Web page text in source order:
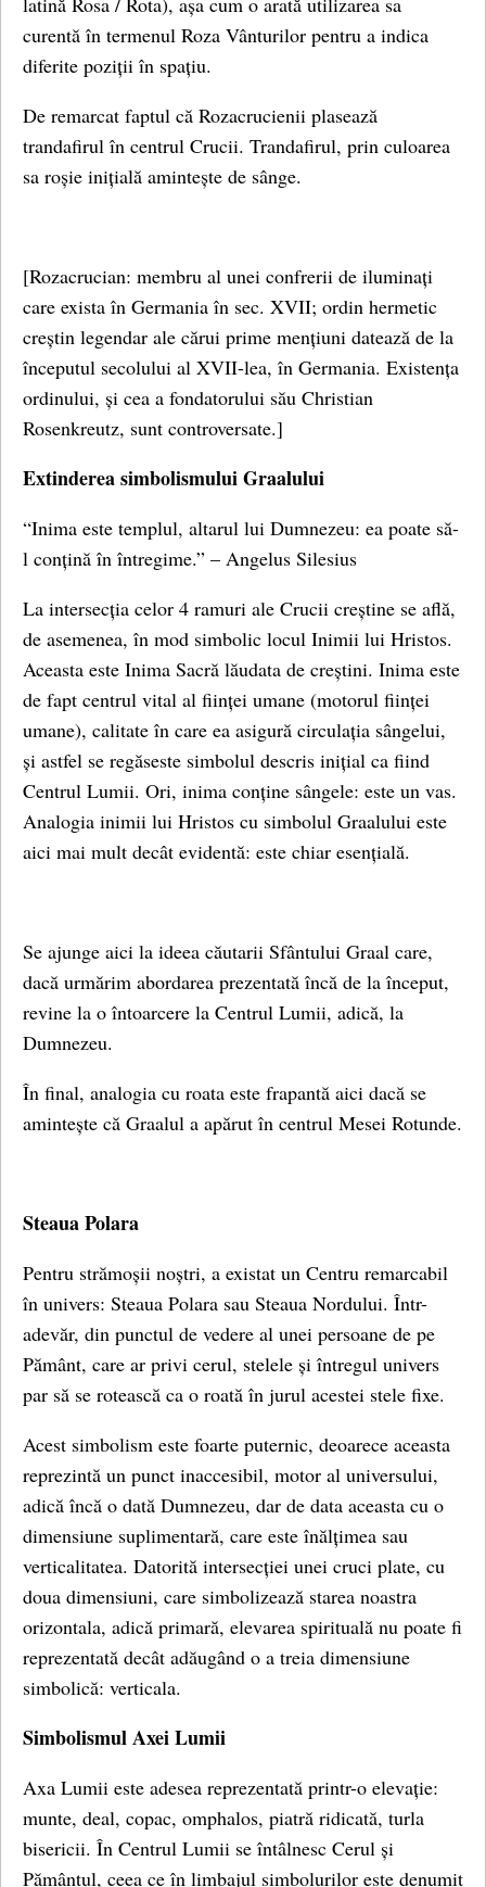
curentă în termenul Roza Vânturilor pentru a indica
diferite poziții în spațiu.
De remarcat faptul că Rozacrucienii plasează
trandafirul în centrul Crucii. Trandafirul, prin culoarea
sa roșie inițială amintește de sânge.
[Rozacrucian: membru al unei confrerii de iluminați
care exista în Germania în sec. XVII; ordin hermetic
creștin legendar ale cărui prime mențiuni datează de la
începutul secolului al XVII-lea, în Germania. Existența
ordinului, și cea a fondatorului său Christian
Rosenkreutz, sunt controversate.]
Extinderea simbolismului Graalului
“Inima este templul, altarul lui Dumnezeu: ea poate să-
l conțină în întregime.” – Angelus Silesius
La intersecția celor 4 ramuri ale Crucii creștine se află,
de asemenea, în mod simbolic locul Inimii lui Hristos.
Aceasta este Inima Sacră lăudata de creștini. Inima este
de fapt centrul vital al ființei umane (motorul ființei
umane), calitate în care ea asigură circulația sângelui,
și astfel se regăseste simbolul descris inițial ca fiind
Centrul Lumii. Ori, inima conține sângele: este un vas.
Analogia inimii lui Hristos cu simbolul Graalului este
aici mai mult decât evidentă: este chiar esențială.
Se ajunge aici la ideea căutarii Sfântului Graal care,
dacă urmărim abordarea prezentată încă de la început,
revine la o întoarcere la Centrul Lumii, adică, la
Dumnezeu.
În final, analogia cu roata este frapantă aici dacă se
amintește că Graalul a apărut în centrul Mesei Rotunde.
Steaua Polara
Pentru strămoșii noștri, a existat un Centru remarcabil
în univers: Steaua Polara sau Steaua Nordului. Într-
adevăr, din punctul de vedere al unei persoane de pe
Pământ, care ar privi cerul, stelele și întregul univers
par să se rotească ca o roată în jurul acestei stele fixe.
Acest simbolism este foarte puternic, deoarece aceasta
reprezintă un punct inaccesibil, motor al universului,
adică încă o dată Dumnezeu, dar de data aceasta cu o
dimensiune suplimentară, care este înălțimea sau
verticalitatea. Datorită intersecției unei cruci plate, cu
doua dimensiuni, care simbolizează starea noastra
orizontala, adică primară, elevarea spirituală nu poate fi
reprezentată decât adăugând o a treia dimensiune
simbolică: verticala.
Simbolismul Axei Lumii
Axa Lumii este adesea reprezentată printr-o elevație:
munte, deal, copac, omphalos, piatră ridicată, turla
bisericii. În Centrul Lumii se întâlnesc Cerul și
Pământul, ceea ce în limbajul simbolurilor este denumit